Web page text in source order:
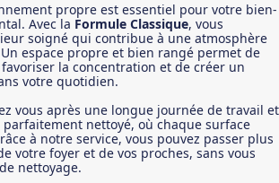
propre est essentiel pour votre bien-
Avec la Formule Classique, vous
soigné qui contribue à une atmosphère
espace propre et bien rangé permet de
la concentration et de créer un
votre quotidien.
vous après une longue journée de travail et
nettoyé, où chaque surface
à notre service, vous pouvez passer plus
votre foyer et de vos proches, sans vous
nettoyage.